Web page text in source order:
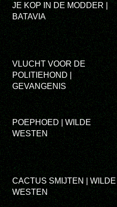
JE KOP IN DE MODDER |
BATAVIA
VLUCHT VOOR DE
POLITIEHOND |
GEVANGENIS
POEPHOED | WILDE
WESTEN
CACTUS SMIJTEN | WILDE
WESTEN